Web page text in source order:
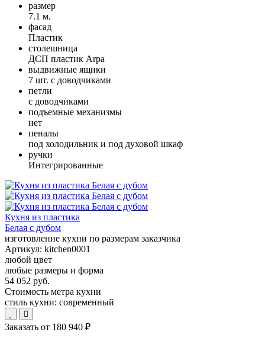
размер
7.1 м.
фасад
Пластик
столешница
ДСП пластик Arpa
выдвижные ящики
7 шт. с доводчиками
петли
с доводчиками
подъемные механизмы
нет
пеналы
под холодильник и под духовой шкаф
ручки
Интегрированные
Кухня из пластика
Белая с дубом
изготовление кухни по размерам заказчика
Артикул: kitchen0001
любой цвет
любые размеры и форма
54 052 руб.
Стоимость метра кухни
стиль кухни: современный
Заказать от 180 940 ₽